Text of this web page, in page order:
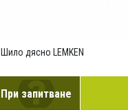
Шило дясно LEMKEN
При запитване